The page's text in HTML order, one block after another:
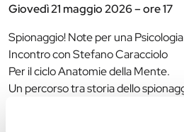
Giovedì 21 maggio 2026 – ore 17
Spionaggio! Note per una
Incontro con Stefano Caracciolo
Per il ciclo Anatomie della Mente.
Un percorso tra storia dello
travestimento e manipolazione, da
fino alla cyber intelligence